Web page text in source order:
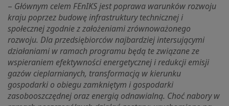
– Głównym celem FEnIKS jest poprawa warunków rozwoju
kraju poprzez budowę infrastruktury technicznej i
społecznej zgodnie z założeniami zrównoważonego
rozwoju. Dla przedsiębiorców najbardziej intersującymi
działaniami w ramach programu będą te związane ze
wspieraniem efektywności energetycznej i redukcji emisji
gazów cieplarnianych, transformacją w kierunku
gospodarki o obiegu zamkniętym i gospodarki
zasobooszczędnej oraz energią odnawialną. Choć nabory w